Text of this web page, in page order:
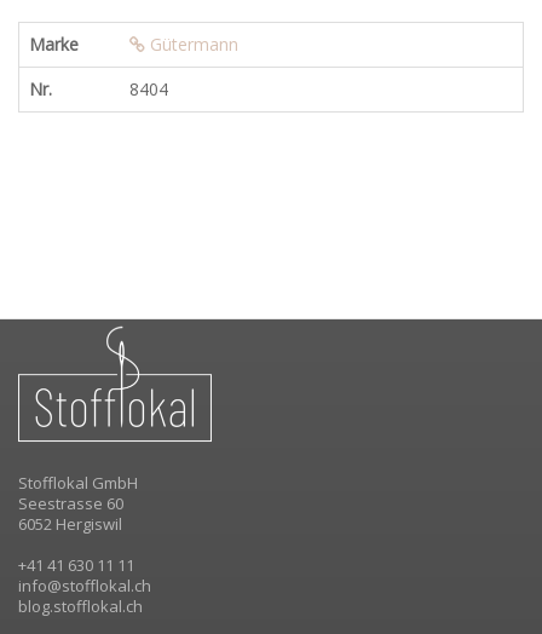
Marke
Gütermann
Nr.
8404
Stofflokal GmbH
Seestrasse 60
6052 Hergiswil
+41 41 630 11 11
info@stofflokal.ch
blog.stofflokal.ch